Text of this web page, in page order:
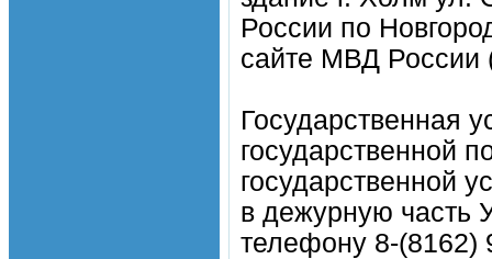
России по
сайте МВД России
Государственная
государственной
государственной
в дежурную часть
телефону 8-(8162)